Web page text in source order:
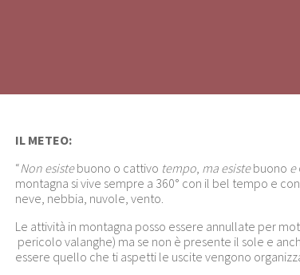
IL METEO:
“Non esistebuono o cattivo tempo ma esistebuono e
montagna si vive sempre a 360° con il bel tempo e
neve, nebbia, nuvole, vento.
Le attività in montagna posso essere annullate per
pericolo valanghe) ma se non è presente il sole e
essere quello che ti aspetti le uscite vengono